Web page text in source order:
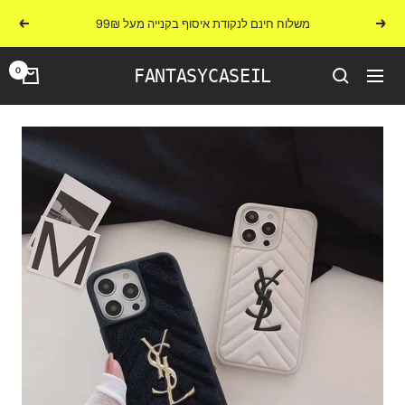
לתוכןהקודם משלוח חינם לנקודת איסוף בקנייה מעל 99₪ הבא
ניווט FANTASYCASEIL
0